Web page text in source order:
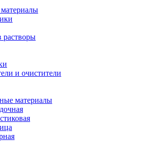
растворы
и очистители
материалы